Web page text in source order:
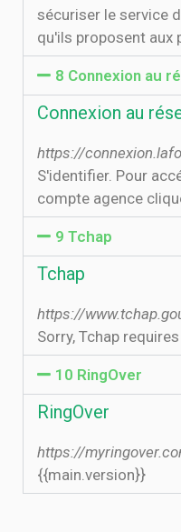
sécuriser le service
qu'ils proposent aux
8 Connexion au
Connexion au
https://
S'identifier. Pour
compte agence
9 Tchap
Tchap
https://
Sorry, Tchap
10 RingOver
RingOver
https://
{{main.version}}